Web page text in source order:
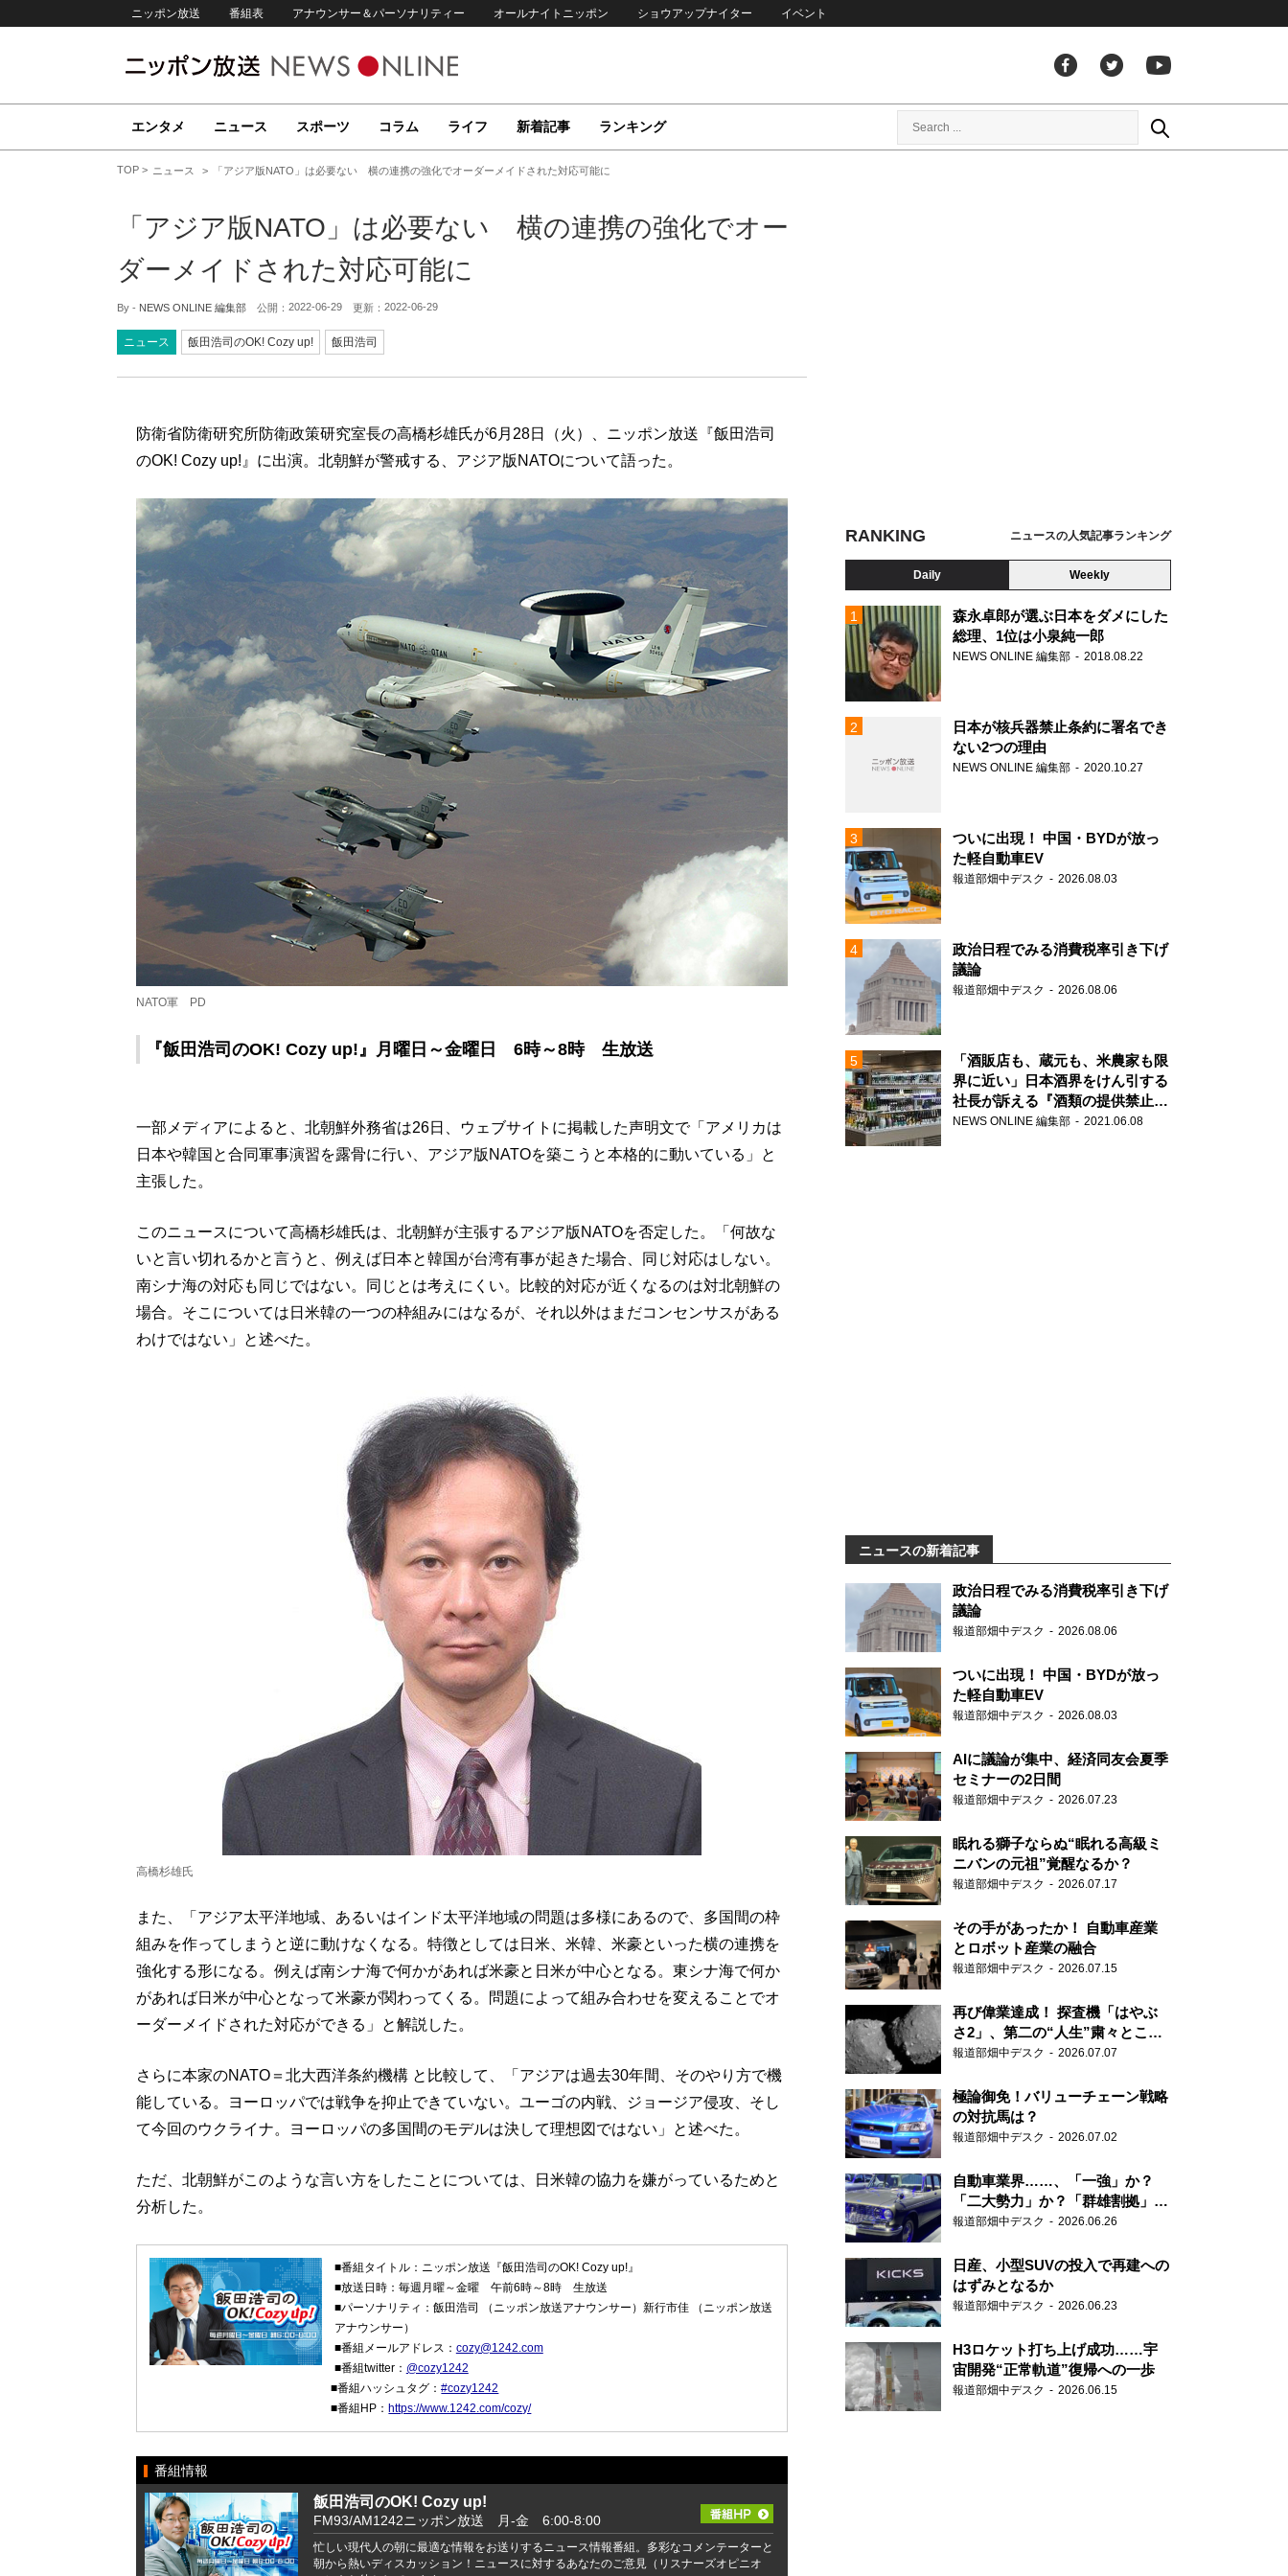
ニッポン放送 番組表 アナウンサー＆パーソナリティー オールナイトニッポン ショウアップナイター イベント
エンタメ ニュース スポーツ コラム ライフ 新着記事 ランキング
TOP ニュース 「アジア版NATO」は必要ない 横の連携の強化でオーダーメイドされた対応可能に
「アジア版NATO」は必要ない 横の連携の強化でオー
ダーメイドされた対応可能に
By - NEWS ONLINE 編集部 公開： 2022-06-29 更新： 2022-06-29
ニュース 飯田浩司のOK! Cozy up! 飯田浩司
防衛省防衛研究所防衛政策研究室長の高橋杉雄氏が6月28日（火）、ニッポン放送『飯田浩司
のOK! Cozy up!』に出演。北朝鮮が警戒する、アジア版NATOについて語った。
NATO軍 PD
『飯田浩司のOK! Cozy up!』月曜日～金曜日 6時～8時 生放送
一部メディアによると、北朝鮮外務省は26日、ウェブサイトに掲載した声明文で「アメリカは
日本や韓国と合同軍事演習を露骨に行い、アジア版NATOを築こうと本格的に動いている」と
主張した。
このニュースについて高橋杉雄氏は、北朝鮮が主張するアジア版NATOを否定した。「何故な
いと言い切れるかと言うと、例えば日本と韓国が台湾有事が起きた場合、同じ対応はしない。
南シナ海の対応も同じではない。同じとは考えにくい。比較的対応が近くなるのは対北朝鮮の
場合。そこについては日米韓の一つの枠組みにはなるが、それ以外はまだコンセンサスがある
わけではない」と述べた。
高橋杉雄氏
また、「アジア太平洋地域、あるいはインド太平洋地域の問題は多様にあるので、多国間の枠
組みを作ってしまうと逆に動けなくなる。特徴としては日米、米韓、米豪といった横の連携を
強化する形になる。例えば南シナ海で何かがあれば米豪と日米が中心となる。東シナ海で何か
があれば日米が中心となって米豪が関わってくる。問題によって組み合わせを変えることでオ
ーダーメイドされた対応ができる」と解説した。
さらに本家のNATO＝北大西洋条約機構 と比較して、「アジアは過去30年間、そのやり方で機
能している。ヨーロッパでは戦争を抑止できていない。ユーゴの内戦、ジョージア侵攻、そし
て今回のウクライナ。ヨーロッパの多国間のモデルは決して理想図ではない」と述べた。
ただ、北朝鮮がこのような言い方をしたことについては、日米韓の協力を嫌がっているためと
分析した。
■番組タイトル：ニッポン放送『飯田浩司のOK! Cozy up!』
■放送日時：毎週月曜～金曜 午前6時～8時 生放送
■パーソナリティ：飯田浩司 （ニッポン放送アナウンサー）新行市佳 （ニッポン放送
アナウンサー）
■番組メールアドレス： cozy@1242.com
■番組twitter： @cozy1242
■番組ハッシュタグ：#cozy1242
■番組HP：https://www.1242.com/cozy/
番組情報
飯田浩司のOK! Cozy up!
FM93/AM1242ニッポン放送 月-金 6:00-8:00
忙しい現代人の朝に最適な情報をお送りするニュース情報番組。多彩なコメンテーターと
朝から熱いディスカッション！ニュースに対するあなたのご意見（リスナーズオピニオ
RANKING ニュースの人気記事ランキング
Daily Weekly
森永卓郎が選ぶ日本をダメにした
総理、1位は小泉純一郎
NEWS ONLINE 編集部 2018.08.22
日本が核兵器禁止条約に署名でき
ない2つの理由
NEWS ONLINE 編集部 2020.10.27
ついに出現！ 中国・BYDが放っ
た軽自動車EV
報道部畑中デスク 2026.08.03
政治日程でみる消費税率引き下げ
議論
報道部畑中デスク 2026.08.06
「酒販店も、蔵元も、米農家も限
界に近い」日本酒界をけん引する
社長が訴える『酒類の提供禁止』
策の大打撃
NEWS ONLINE 編集部 2021.06.08
ニュースの新着記事
政治日程でみる消費税率引き下げ
議論
報道部畑中デスク 2026.08.06
ついに出現！ 中国・BYDが放っ
た軽自動車EV
報道部畑中デスク 2026.08.03
AIに議論が集中、経済同友会夏季
セミナーの2日間
報道部畑中デスク 2026.07.23
眠れる獅子ならぬ“眠れる高級ミ
ニバンの元祖”覚醒なるか？
報道部畑中デスク 2026.07.17
その手があったか！ 自動車産業
とロボット産業の融合
報道部畑中デスク 2026.07.15
再び偉業達成！ 探査機「はやぶ
さ2」、第二の“人生”粛々とこな
す
報道部畑中デスク 2026.07.07
極論御免！バリューチェーン戦略
の対抗馬は？
報道部畑中デスク 2026.07.02
自動車業界……、「一強」か？
「二大勢力」か？「群雄割拠」
か？
報道部畑中デスク 2026.06.26
日産、小型SUVの投入で再建への
はずみとなるか
報道部畑中デスク 2026.06.23
H3ロケット打ち上げ成功……宇
宙開発“正常軌道”復帰への一歩
報道部畑中デスク 2026.06.15